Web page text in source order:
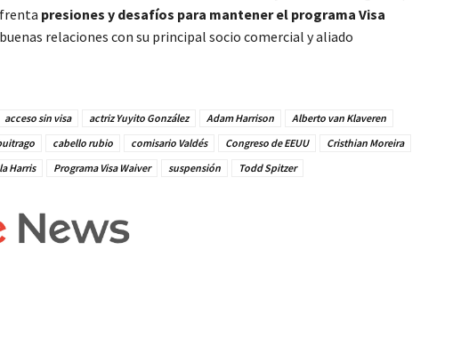
presiones y desafíos para mantener el programa Visa
relaciones con su principal socio comercial y aliado
acceso sin visa actriz Yuyito González Adam Harrison
Alberto van Klaveren
cabello rubio comisario Valdés Congreso de EEUU
Cristhian Moreira
Harris Programa Visa Waiver suspensión Todd Spitzer